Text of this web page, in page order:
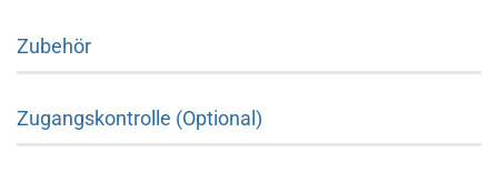
Zubehör
Zugangskontrolle (Optional)